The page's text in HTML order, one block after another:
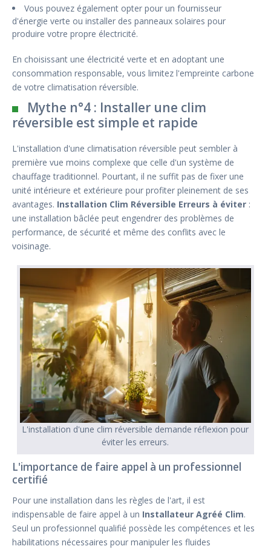
Vous pouvez également opter pour un fournisseur
d'énergie verte ou installer des panneaux solaires pour
produire votre propre électricité.
En choisissant une électricité verte et en adoptant une
consommation responsable, vous limitez l'empreinte carbone
de votre climatisation réversible.
Mythe n°4 : Installer une clim
réversible est simple et rapide
L'installation d'une climatisation réversible peut sembler à
première vue moins complexe que celle d'un système de
chauffage traditionnel. Pourtant, il ne suffit pas de fixer une
unité intérieure et extérieure pour profiter pleinement de ses
avantages. Installation Clim Réversible Erreurs à éviter :
une installation bâclée peut engendrer des problèmes de
performance, de sécurité et même des conflits avec le
voisinage.
L'installation d'une clim réversible demande réflexion pour
éviter les erreurs.
L'importance de faire appel à un professionnel
certifié
Pour une installation dans les règles de l'art, il est
indispensable de faire appel à un Installateur Agréé Clim.
Seul un professionnel qualifié possède les compétences et les
habilitations nécessaires pour manipuler les fluides